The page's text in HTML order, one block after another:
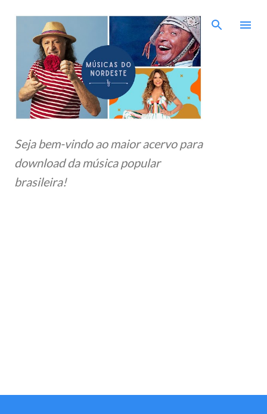
Pular para o conteúdo principal
Seja bem-vindo ao maior acervo para
download da música popular
brasileira!